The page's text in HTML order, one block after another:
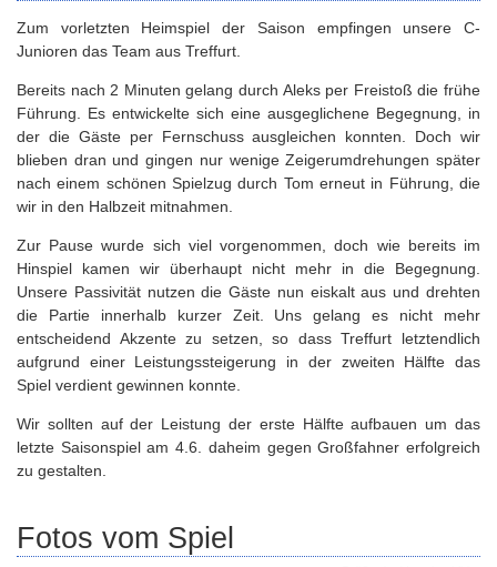
Zum vorletzten Heimspiel der Saison empfingen unsere C-
Junioren das Team aus Treffurt.
Bereits nach 2 Minuten gelang durch Aleks per Freistoß die frühe
Führung. Es entwickelte sich eine ausgeglichene Begegnung, in
der die Gäste per Fernschuss ausgleichen konnten. Doch wir
blieben dran und gingen nur wenige Zeigerumdrehungen später
nach einem schönen Spielzug durch Tom erneut in Führung, die
wir in den Halbzeit mitnahmen.
Zur Pause wurde sich viel vorgenommen, doch wie bereits im
Hinspiel kamen wir überhaupt nicht mehr in die Begegnung.
Unsere Passivität nutzen die Gäste nun eiskalt aus und drehten
die Partie innerhalb kurzer Zeit. Uns gelang es nicht mehr
entscheidend Akzente zu setzen, so dass Treffurt letztendlich
aufgrund einer Leistungssteigerung in der zweiten Hälfte das
Spiel verdient gewinnen konnte.
Wir sollten auf der Leistung der erste Hälfte aufbauen um das
letzte Saisonspiel am 4.6. daheim gegen Großfahner erfolgreich
zu gestalten.
Fotos vom Spiel